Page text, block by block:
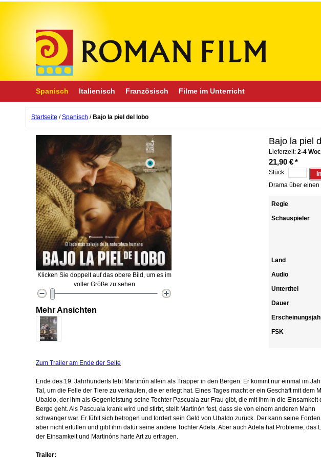
Spanisch Italienisch Französisch Filme im Unterricht
Startseite /Spanisch / Bajo la piel del lobo
Klicken Sie doppelt auf das obere Bild, um es im
voller Größe zu sehen
Mehr Ansichten
Bajo la piel
Lieferzeit: 2-4
21,90 €*
Stück:
Drama über
Regie
Schauspieler
Land
Audio
Untertitel
Dauer
FSK
Zum Trailer am Ende der Seite
Ende des 19. Jahrhunderts lebt Martinón allein als Trapper in den Bergen. Er kommt nur einmal im
Tal, um die Felle der Tiere zu verkaufen, die er erlegt hat. Eines Tages macht er ein Geschäft mit dem
Ubaldo, der ihm als Gegenleistung seine Tochter Pascuala zur Frau gibt, die mit ihm in die Einsamkeit
Berge geht. Als Pascuala krank wird und stirbt, stellt Martinón fest, dass sie von einem anderen Mann
schwanger war. Er fühlt sich betrogen und fordert sein Geld von Ubaldo zurück. Der kann seine
aber nicht erfüllen und gibt ihm dafür seine andere Tochter Adela. Aber auch Adela hat Probleme, das
der Einsamkeit und Martinóns harte Art zu ertragen.
Trailer: